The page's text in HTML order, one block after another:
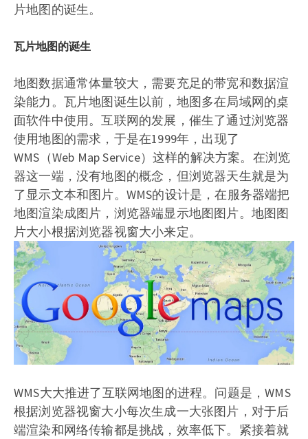
片地图的诞生。
瓦片地图的诞生
地图数据通常体量较大，需要充足的带宽和数据渲
染能力。瓦片地图诞生以前，地图多在局域网的桌
面软件中使用。互联网的发展，催生了通过浏览器
使用地图的需求，于是在1999年，出现了
WMS（Web Map Service）这样的解决方案。在浏览
器这一端，没有地图的概念，但浏览器天生就是为
了显示文本和图片。WMS的设计是，在服务器端把
地图渲染成图片，浏览器端显示地图图片。地图图
片大小根据浏览器视窗大小来定。
WMS大大推进了互联网地图的进程。问题是，WMS
根据浏览器视窗大小每次生成一大张图片，对于后
端渲染和网络传输都是挑战，效率低下。紧接着就